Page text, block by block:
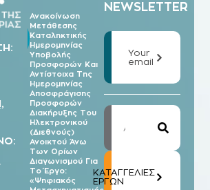
Ανακοίνωση
Μετάθεσης
Καταληκτικής
Ημερομηνίας
Υποβολής
Προσφορών Και
Αντίστοιχα Της
Ημερομηνίας
Αποσφράγισης
Προσφορών
Διακήρυξης Του
Ηλεκτρονικού
(Διεθνούς)
Ανοικτού Άνω
Των Ορίων
Διαγωνισμού Για
Το Έργο:
«Ψηφιακός
NEWSLETTER
Your
email
ΚΑΤΑΓΓΕΛΙΕΣ
ΕΡΓΩΝ